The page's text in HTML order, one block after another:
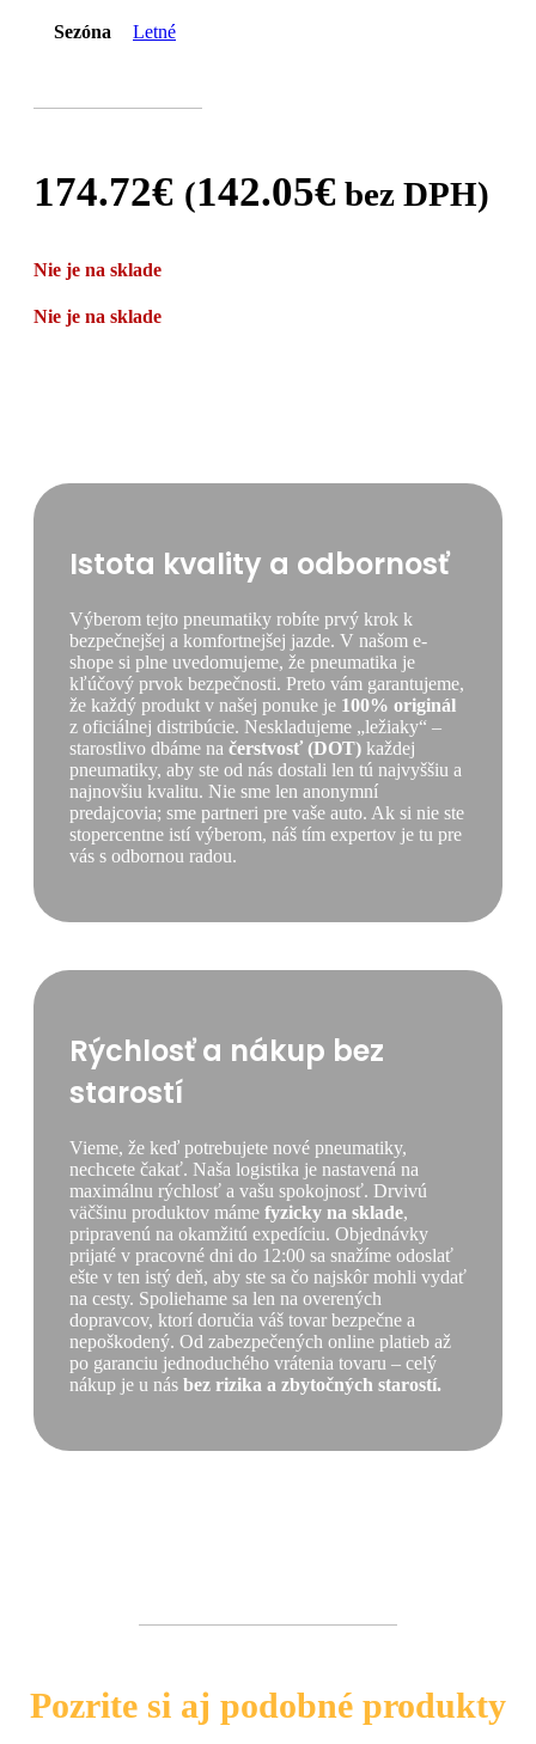
Sezóna Letné
174.72€ (142.05€ bez DPH)
Nie je na sklade
Nie je na sklade
Istota kvality a odbornosť
Výberom tejto pneumatiky robíte prvý krok k
bezpečnejšej a komfortnejšej jazde. V našom e-
shope si plne uvedomujeme, že pneumatika je
kľúčový prvok bezpečnosti. Preto vám garantujeme,
že každý produkt v našej ponuke je 100% originál
z oficiálnej distribúcie. Neskladujeme „ležiaky“ –
starostlivo dbáme na čerstvosť (DOT) každej
pneumatiky, aby ste od nás dostali len tú najvyššiu a
najnovšiu kvalitu. Nie sme len anonymní
predajcovia; sme partneri pre vaše auto. Ak si nie ste
stopercentne istí výberom, náš tím expertov je tu pre
vás s odbornou radou.
Rýchlosť a nákup bez
starostí
Vieme, že keď potrebujete nové pneumatiky,
nechcete čakať. Naša logistika je nastavená na
maximálnu rýchlosť a vašu spokojnosť. Drvivú
väčšinu produktov máme fyzicky na sklade,
pripravenú na okamžitú expedíciu. Objednávky
prijaté v pracovné dni do 12:00 sa snažíme odoslať
ešte v ten istý deň, aby ste sa čo najskôr mohli vydať
na cesty. Spoliehame sa len na overených
dopravcov, ktorí doručia váš tovar bezpečne a
nepoškodený. Od zabezpečených online platieb až
po garanciu jednoduchého vrátenia tovaru – celý
nákup je u nás bez rizika a zbytočných starostí.
Pozrite si aj podobné produkty